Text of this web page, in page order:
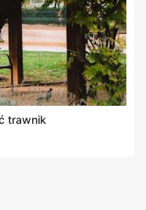
trawnik